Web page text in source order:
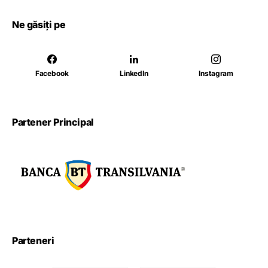
Ne găsiți pe
Facebook LinkedIn Instagram
Partener Principal
Parteneri